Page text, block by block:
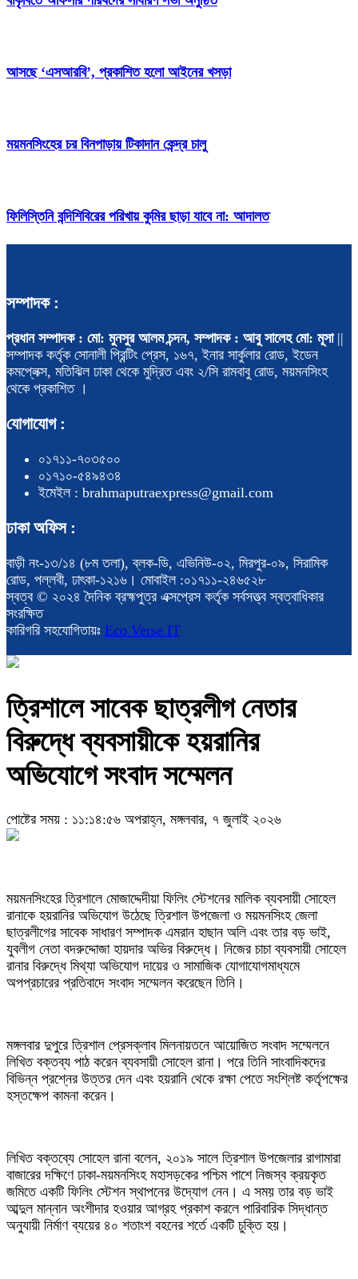
আসছে ‘এসআরবি’, প্রকাশিত হলো আইনের খসড়া
ময়মনসিংহের চর বিনপাড়ায় টিকাদান কেন্দ্র চালু
ফিলিস্তিনি বন্দিশিবিরের পরিখায় কুমির ছাড়া যাবে না: আদালত
সম্পাদক :
প্রধান সম্পাদক : মো: মুনসুর আলম চন্দন, সম্পাদক : আবু সালেহ মো: মূসা||
সম্পাদক কর্তৃক সোনালী প্রিন্টিং প্রেস, ১৬৭, ইনার সার্কুলার রোড, ইডেন
কমপ্লেক্স, মতিঝিল ঢাকা থেকে মুদ্রিত এবং ২/সি রামবাবু রোড, ময়মনসিংহ
থেকে প্রকাশিত ।
যোগাযোগ :
০১৭১১-৭০৩৫০০
০১৭১০-৫৪৯৪৩৪
ইমেইল : brahmaputraexpress@gmail.com
ঢাকা অফিস :
বাড়ী নং-১৩/১৪ (৮ম তলা), ব্লক-ডি, এভিনিউ-০২, মিরপুর-০৯, সিরামিক
রোড, পল্লবী, ঢাৎকা-১২১৬। মোবাইল :০১৭১১-২৪৬৫২৮
স্বত্ব © ২০২৪ দৈনিক ব্রহ্মপুত্র এক্সপ্রেস কর্তৃক সর্বসত্ত্ব স্বত্বাধিকার
সংরক্ষিত
কারিগরি সহযোগিতায়ঃ Eco Verse IT
ত্রিশালে সাবেক ছাত্রলীগ নেতার
বিরুদ্ধে ব্যবসায়ীকে হয়রানির
অভিযোগে সংবাদ সম্মেলন
পোষ্টের সময় : ১১:১৪:৫৬ অপরাহ্ন, মঙ্গলবার, ৭ জুলাই ২০২৬
ময়মনসিংহের ত্রিশালে মোজাদ্দেদীয়া ফিলিং স্টেশনের মালিক ব্যবসায়ী সোহেল
রানাকে হয়রানির অভিযোগ উঠেছে ত্রিশাল উপজেলা ও ময়মনসিংহ জেলা
ছাত্রলীগের সাবেক সাধারণ সম্পাদক এমরান হাছান অলি এবং তার বড় ভাই,
যুবলীগ নেতা বদরুদ্দোজা হায়দার অভির বিরুদ্ধে। নিজের চাচা ব্যবসায়ী সোহেল
রানার বিরুদ্ধে মিথ্যা অভিযোগ দায়ের ও সামাজিক যোগাযোগমাধ্যমে
অপপ্রচারের প্রতিবাদে সংবাদ সম্মেলন করেছেন তিনি।
মঙ্গলবার দুপুরে ত্রিশাল প্রেসক্লাব মিলনায়তনে আয়োজিত সংবাদ সম্মেলনে
লিখিত বক্তব্য পাঠ করেন ব্যবসায়ী সোহেল রানা। পরে তিনি সাংবাদিকদের
বিভিন্ন প্রশ্নের উত্তর দেন এবং হয়রানি থেকে রক্ষা পেতে সংশ্লিষ্ট কর্তৃপক্ষের
হস্তক্ষেপ কামনা করেন।
লিখিত বক্তব্যে সোহেল রানা বলেন, ২০১৯ সালে ত্রিশাল উপজেলার রাগামারা
বাজারের দক্ষিণে ঢাকা-ময়মনসিংহ মহাসড়কের পশ্চিম পাশে নিজস্ব ক্রয়কৃত
জমিতে একটি ফিলিং স্টেশন স্থাপনের উদ্যোগ নেন। এ সময় তার বড় ভাই
আব্দুল মান্নান অংশীদার হওয়ার আগ্রহ প্রকাশ করলে পারিবারিক সিদ্ধান্ত
অনুযায়ী নির্মাণ ব্যয়ের ৪০ শতাংশ বহনের শর্তে একটি চুক্তি হয়।